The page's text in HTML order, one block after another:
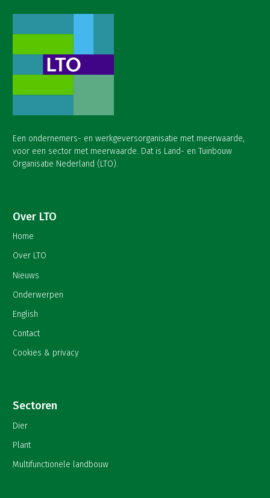
Een ondernemers- en werkgeversorganisatie met meerwaarde,
voor een sector met meerwaarde. Dat is Land- en Tuinbouw
Organisatie Nederland (LTO).
Over LTO
Home
Over LTO
Nieuws
Onderwerpen
English
Contact
Cookies & privacy
Sectoren
Dier
Plant
Multifunctionele landbouw